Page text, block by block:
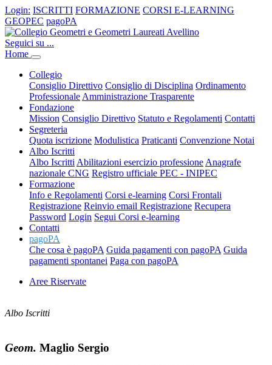
Login: ISCRITTI FORMAZIONE CORSI E-LEARNING
GEOPEC pagoPA
Seguici su ...
Home
Collegio
Consiglio Direttivo Consiglio di Disciplina Ordinamento
Professionale Amministrazione Trasparente
Fondazione
Mission Consiglio Direttivo Statuto e Regolamenti Contatti
Segreteria
Quota iscrizione Modulistica Praticanti Convenzione Notai
Albo Iscritti
Albo Iscritti Abilitazioni esercizio professione Anagrafe
nazionale CNG Registro ufficiale PEC - INIPEC
Formazione
Info e Regolamenti Corsi e-learning Corsi Frontali
Registrazione Reinvio email Registrazione Recupera
Password Login Segui Corsi e-learning
Contatti
pagoPA
Che cosa è pagoPA Guida pagamenti con pagoPA Guida
pagamenti spontanei Paga con pagoPA
Aree Riservate
Albo Iscritti
Geom. Maglio Sergio